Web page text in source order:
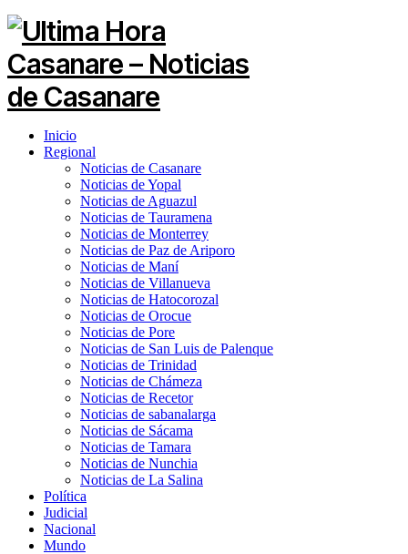
Inicio
Regional
Noticias de Casanare
Noticias de Yopal
Noticias de Aguazul
Noticias de Tauramena
Noticias de Monterrey
Noticias de Paz de Ariporo
Noticias de Maní
Noticias de Villanueva
Noticias de Hatocorozal
Noticias de Orocue
Noticias de Pore
Noticias de San Luis de Palenque
Noticias de Trinidad
Noticias de Chámeza
Noticias de Recetor
Noticias de sabanalarga
Noticias de Sácama
Noticias de Tamara
Noticias de Nunchia
Noticias de La Salina
Política
Judicial
Nacional
Mundo